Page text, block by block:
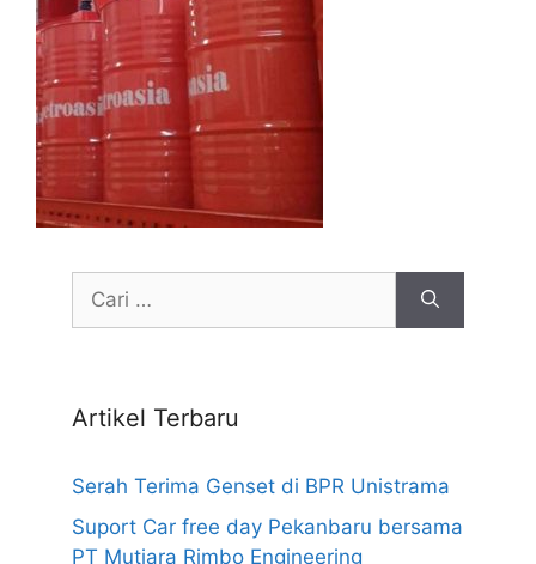
Cari
Artikel Terbaru
Serah Terima Genset di BPR Unistrama
Suport Car free day Pekanbaru bersama
PT Mutiara Rimbo Engineering